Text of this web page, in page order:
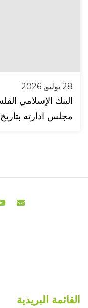
28 يوليو, 2026
مجلس ادارته بتاريخ 26/07/2026.
القائمة البريدية